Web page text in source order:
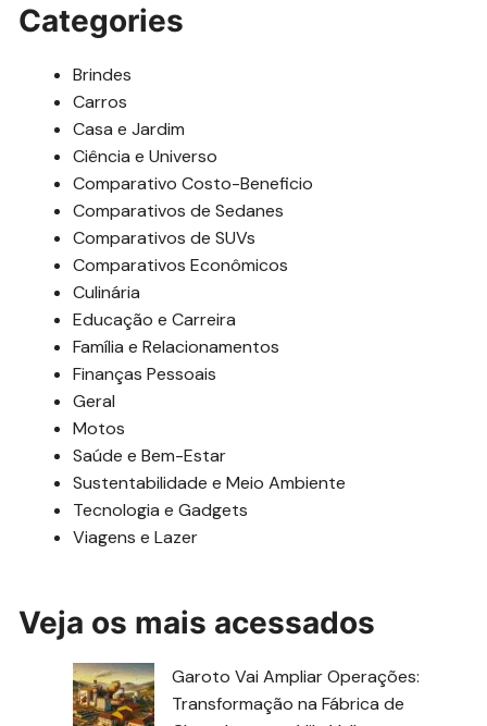
Categories
Brindes
Carros
Casa e Jardim
Ciência e Universo
Comparativo Costo-Beneficio
Comparativos de Sedanes
Comparativos de SUVs
Comparativos Econômicos
Culinária
Educação e Carreira
Família e Relacionamentos
Finanças Pessoais
Geral
Motos
Saúde e Bem-Estar
Sustentabilidade e Meio Ambiente
Tecnologia e Gadgets
Viagens e Lazer
Veja os mais acessados
Garoto Vai Ampliar Operações:
Transformação na Fábrica de